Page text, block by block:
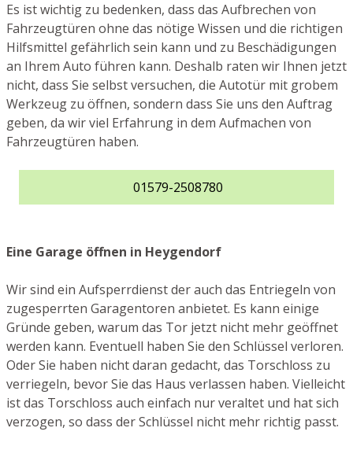
Es ist wichtig zu bedenken, dass das Aufbrechen von
Fahrzeugtüren ohne das nötige Wissen und die richtigen
Hilfsmittel gefährlich sein kann und zu Beschädigungen
an Ihrem Auto führen kann. Deshalb raten wir Ihnen jetzt
nicht, dass Sie selbst versuchen, die Autotür mit grobem
Werkzeug zu öffnen, sondern dass Sie uns den Auftrag
geben, da wir viel Erfahrung in dem Aufmachen von
Fahrzeugtüren haben.
01579-2508780
Eine Garage öffnen in Heygendorf
Wir sind ein Aufsperrdienst der auch das Entriegeln von
zugesperrten Garagentoren anbietet. Es kann einige
Gründe geben, warum das Tor jetzt nicht mehr geöffnet
werden kann. Eventuell haben Sie den Schlüssel verloren.
Oder Sie haben nicht daran gedacht, das Torschloss zu
verriegeln, bevor Sie das Haus verlassen haben. Vielleicht
ist das Torschloss auch einfach nur veraltet und hat sich
verzogen, so dass der Schlüssel nicht mehr richtig passt.